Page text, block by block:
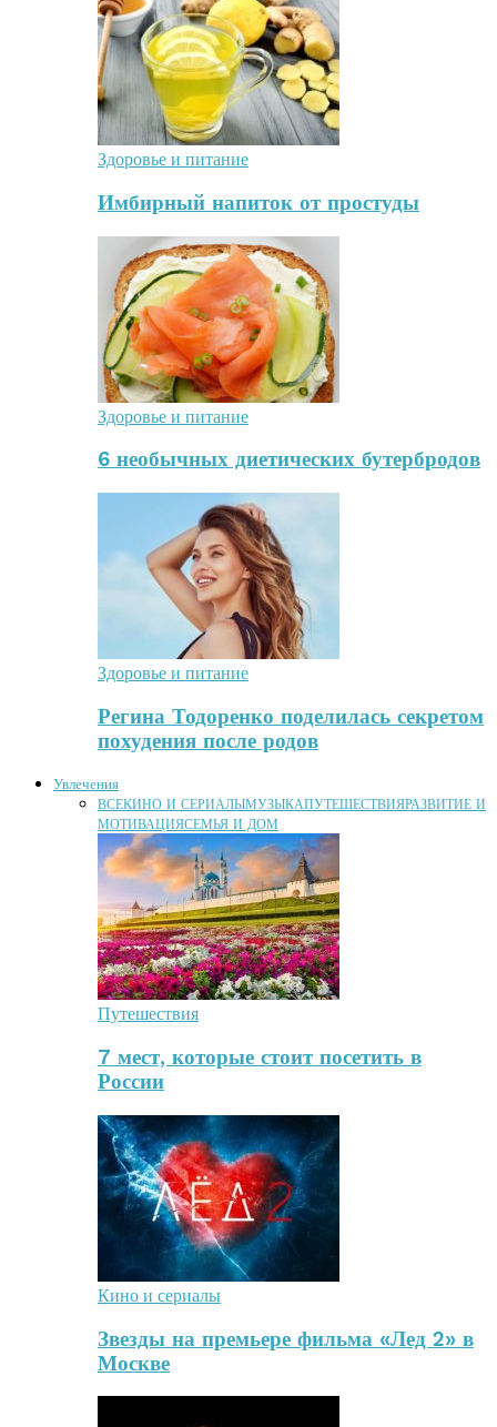
Здоровье и питание
Имбирный напиток от простуды
Здоровье и питание
6 необычных диетических бутербродов
Здоровье и питание
Регина Тодоренко поделилась секретом
похудения после родов
Увлечения
ВСЕКИНО И СЕРИАЛЫМУЗЫКАПУТЕШЕСТВИЯРАЗВИТИЕ И
МОТИВАЦИЯСЕМЬЯ И ДОМ
Путешествия
7 мест, которые стоит посетить в
России
Кино и сериалы
Звезды на премьере фильма «Лед 2» в
Москве